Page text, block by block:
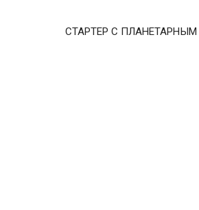
СТАРТЕР С ПЛАНЕТАРНЫМ